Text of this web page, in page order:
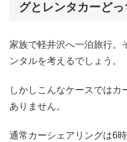
グとレンタカーど
家族で軽井沢へ一泊旅行。
ンタルを考えるでしょう。
しかしこんなケースではカ
ありません。
通常カーシェアリングは6